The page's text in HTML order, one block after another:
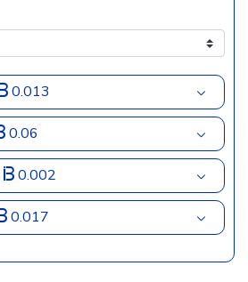
0.013
0.06
0.002
0.017